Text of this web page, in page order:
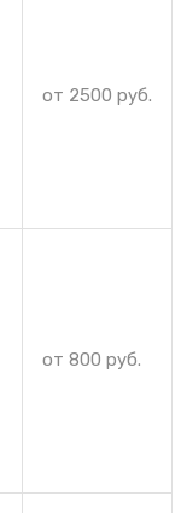
от 2500 руб.
от 800 руб.